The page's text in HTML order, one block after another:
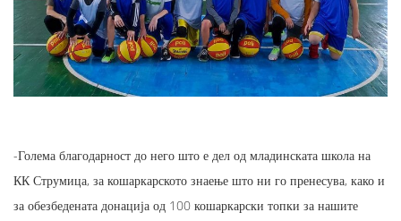
-Голема благодарност до него што е дел од младинската школа на
КК Струмица, за кошаркарското знаење што ни го пренесува, како и
за обезбедената донација од 100 кошаркарски топки за нашите